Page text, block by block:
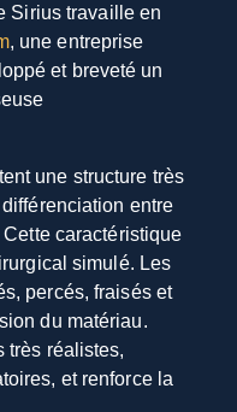
Sirius travaille en
, une entreprise
et breveté un
une structure très
entre
Cette caractéristique
simulé. Les
percés, fraisés et
du matériau.
très réalistes,
et renforce la